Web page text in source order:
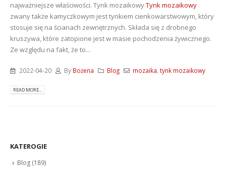
najważniejsze właściwości. Tynk mozaikowyTynk mozaikowy
zwany także kamyczkowym jest tynkiem cienkowarstwowym, który
stosuje się na ścianach zewnętrznych. Składa się z drobnego
kruszywa, które zatopione jest w masie pochodzenia żywicznego.
Ze względu na fakt, że to...
2022-04-20 By Bożena Blog mozaika tynk mozaikowy
READ MORE...
KATEROGIE
Blog (189)